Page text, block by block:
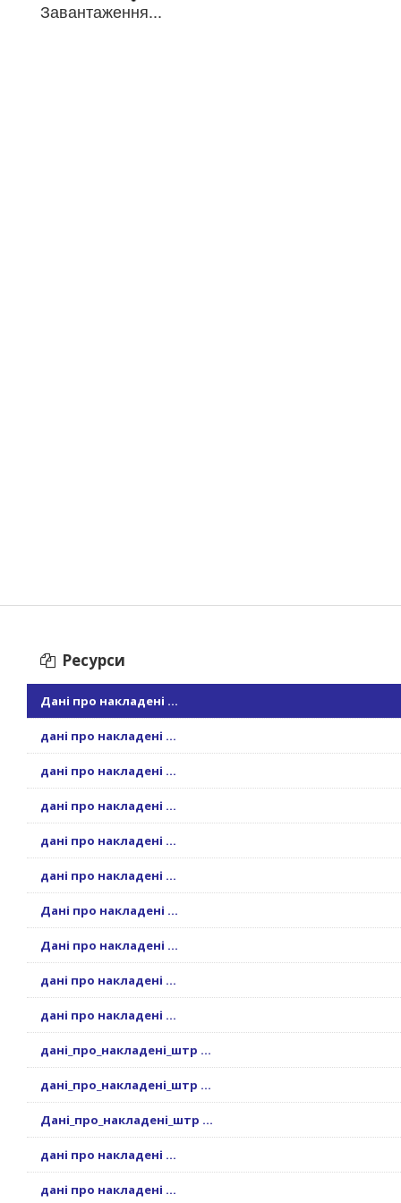
Ресурси
Дані про накладені ...
дані про накладені ...
дані про накладені ...
дані про накладені ...
дані про накладені ...
дані про накладені ...
Дані про накладені ...
Дані про накладені ...
дані про накладені ...
дані про накладені ...
дані_про_накладені_штр ...
дані_про_накладені_штр ...
Дані_про_накладені_штр ...
дані про накладені ...
дані про накладені ...